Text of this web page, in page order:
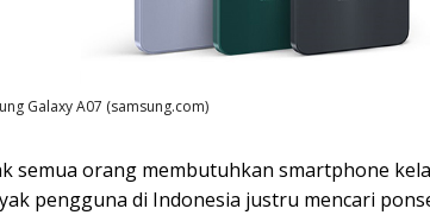
Galaxy A07 (samsung.com)
semua orang membutuhkan smartphone
pengguna di Indonesia justru mencari